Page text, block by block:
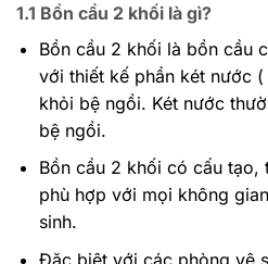
1.1 Bồn cầu 2 khối là gì?
Bồn cầu 2 khối là bồn cầu
với thiết kế phần két nước
khỏi bệ ngồi. Két nước
bệ ngồi.
Bồn cầu 2 khối có cấu
phù hợp với mọi không
sinh.
Đặc biệt với các phòng vệ